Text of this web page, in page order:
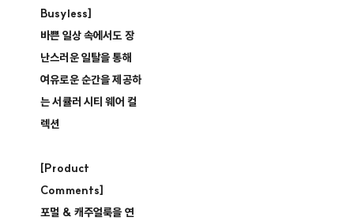
Busyless]
바쁜 일상 속에서도 장
난스러운 일탈을 통해
여유로운 순간을 제공하
는 서큘러 시티 웨어 컬
렉션
[Product
Comments]
포멀 & 캐주얼룩을 연